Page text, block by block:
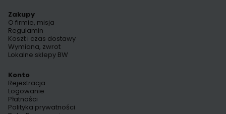
Zakupy
O firmie, misja
Regulamin
Koszt i czas dostawy
Wymiana, zwrot
Lokalne sklepy BW
Konto
Rejestracja
Logowanie
Płatności
Polityka prywatności